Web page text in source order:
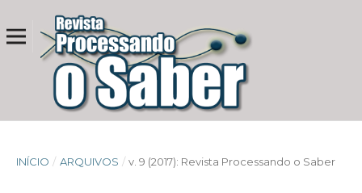
INÍCIO / ARQUIVOS / v. 9 (2017): Revista Processando o Saber